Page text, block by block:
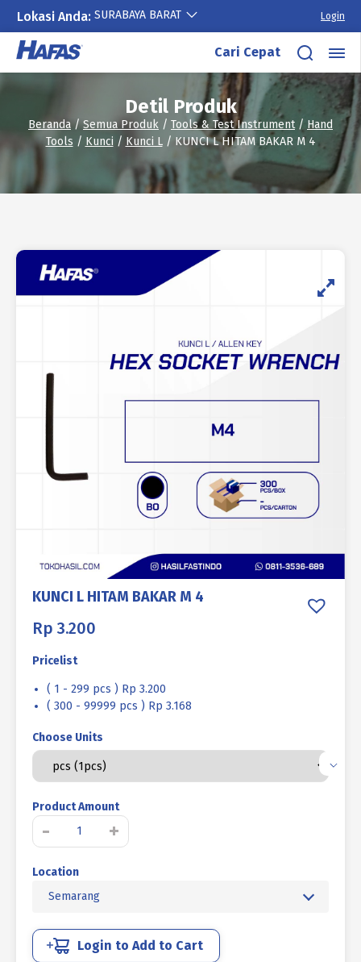
Lokasi Anda: SURABAYA BARAT Login
Lewati
konten
Cari Cepat
Detil Produk
Beranda/Semua Produk / Tools & Test Instrument/ Hand
Tools / Kunci / Kunci L/ KUNCI L HITAM BAKAR M 4
KUNCI L HITAM BAKAR M 4
Rp 3.200
Pricelist
( 1 - 299 pcs ) Rp 3.200
( 300 - 99999 pcs ) Rp 3.168
Choose Units
Product Amount
-
Kuantitas
HITAM
BAKAR
+
Location
Semarang
Login to Add to Cart